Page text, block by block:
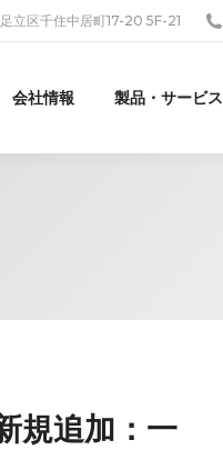
立区千住中居町17-20 5F-21
会社情報 製品・サービス
規追加：一